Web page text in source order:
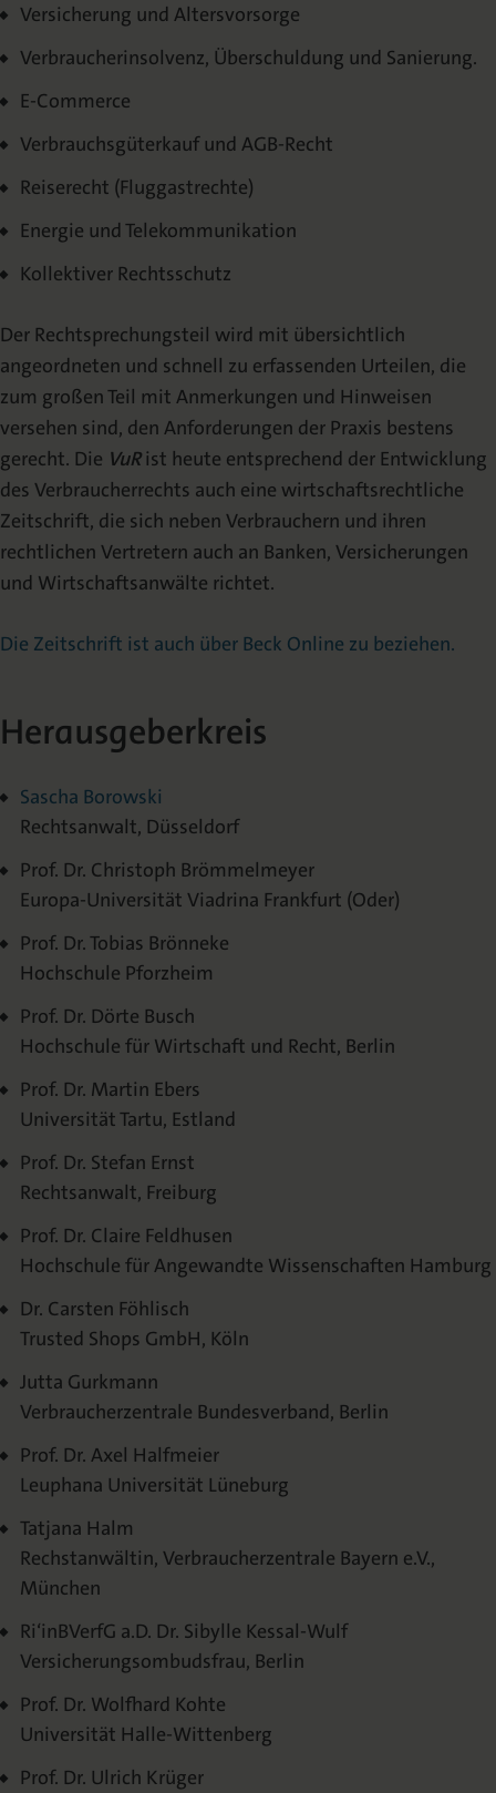
Archiv | 2026
Archiv | 2025
Versicherung und Altersvorsorge
Verbraucherinsolvenz, Überschuldung und Sanierung.
E-Commerce
Verbrauchsgüterkauf und AGB-Recht
Reiserecht (Fluggastrechte)
Energie und Telekommunikation
Kollektiver Rechtsschutz
Der Rechtsprechungsteil wird mit übersichtlich
angeordneten und schnell zu erfassenden Urteilen, die
zum großen Teil mit Anmerkungen und Hinweisen
versehen sind, den Anforderungen der Praxis bestens
gerecht. Die VuRist heute entsprechend der Entwicklung
des Verbraucherrechts auch eine wirtschaftsrechtliche
Zeitschrift, die sich neben Verbrauchern und ihren
rechtlichen Vertretern auch an Banken, Versicherungen
und Wirtschaftsanwälte richtet.
Die Zeitschrift ist auch über Beck Online zu beziehen.
Herausgeberkreis
Sascha Borowski
Rechtsanwalt, Düsseldorf
Prof. Dr. Christoph Brömmelmeyer
Europa-Universität Viadrina Frankfurt (Oder)
Prof. Dr. Tobias Brönneke
Hochschule Pforzheim
Prof. Dr. Dörte Busch
Hochschule für Wirtschaft und Recht, Berlin
Prof. Dr. Martin Ebers
Universität Tartu, Estland
Prof. Dr. Stefan Ernst
Rechtsanwalt, Freiburg
Prof. Dr. Claire Feldhusen
Hochschule für Angewandte Wissenschaften Hamburg
Dr. Carsten Föhlisch
Trusted Shops GmbH, Köln
Jutta Gurkmann
Verbraucherzentrale Bundesverband, Berlin
Prof. Dr. Axel Halfmeier
Leuphana Universität Lüneburg
Tatjana Halm
Rechstanwältin, Verbraucherzentrale Bayern e.V.,
München
Ri‘inBVerfG a.D. Dr. Sibylle Kessal-Wulf
Versicherungsombudsfrau, Berlin
Prof. Dr. Wolfhard Kohte
Universität Halle-Wittenberg
Prof. Dr. Ulrich Krüger